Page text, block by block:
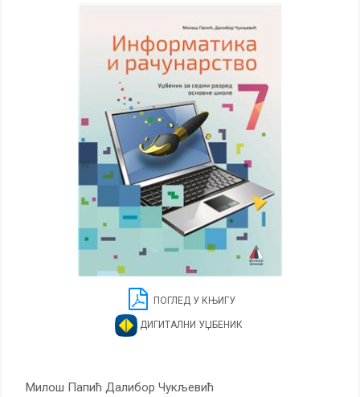
ПОГЛЕД У КЊИГУ
ДИГИТАЛНИ УЏБЕНИК
Милош Папић Далибор Чукљевић